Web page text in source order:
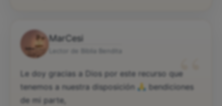
MarCesi
“
Le doy gracias a Dios por este recurso que
tenemos a nuestra disposición
bendiciones
de mi parte,